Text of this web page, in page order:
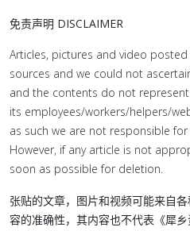
免责声明 DISCLAIMER
Articles, pictures and video
sources and we could not
and the contents do not
its employees/workers/helpers/
as such we are not responsible
However, if any article is not
soon as possible for deletion.
张贴的文章，图片和视频可能来自
容的准确性，其内容也不代表《犀